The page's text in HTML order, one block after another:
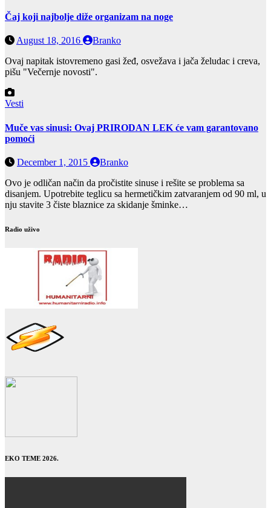
Čaj koji najbolje diže organizam na noge
August 18, 2016
Branko
Ovaj napitak istovremeno gasi žeđ, osvežava i jača želudac i creva,
pišu "Večernje novosti".
Vesti
Muče vas sinusi: Ovaj PRIRODAN LEK će vam garantovano
pomoći
December 1, 2015
Branko
Ovo je odličan način da pročistite sinuse i rešite se problema sa
disanjem. Upotrebite teglicu sa hermetičkim zatvaranjem od 90 ml, u
nju stavite 3 čiste blaznice za skidanje šminke…
Radio uživo
EKO TEME 2026.